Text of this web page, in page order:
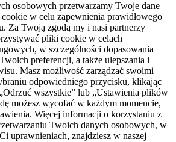
osobowych przetwarzamy Twoje dane
w celu zapewnienia prawidłowego
Za Twoją zgodą my i nasi partnerzy
pliki cookie w celach
w szczególności dopasowania
preferencji, a także ulepszania i
Masz możliwość zarządzać swoimi
odpowiedniego przycisku, klikając
wszystkie” lub „Ustawienia plików
możesz wycofać w każdym momencie,
Więcej informacji o korzystaniu z
Twoich danych osobowych, w
uprawnieniach, znajdziesz w naszej